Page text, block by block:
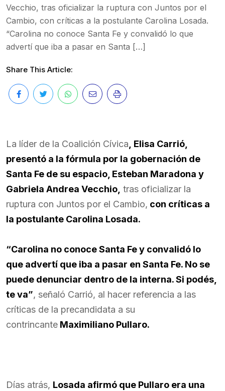
Vecchio, tras oficializar la ruptura con Juntos por el
Cambio, con críticas a la postulante Carolina Losada.
“Carolina no conoce Santa Fe y convalidó lo que
advertí que iba a pasar en Santa […]
Share This Article:
La líder de la Coalición Cívica , Elisa Carrió,
presentó a la fórmula por la gobernación de
Santa Fe de su espacio, Esteban Maradona y
Gabriela Andrea Vecchio, tras oficializar la
ruptura con Juntos por el Cambio, con críticas a
la postulante Carolina Losada.
“Carolina no conoce Santa Fe y convalidó lo
que advertí que iba a pasar en Santa Fe. No se
puede denunciar dentro de la interna. Si podés,
te va”, señaló Carrió, al hacer referencia a las
críticas de la precandidata a su
contrincante Maximiliano Pullaro.
Días atrás, Losada afirmó que Pullaro era una